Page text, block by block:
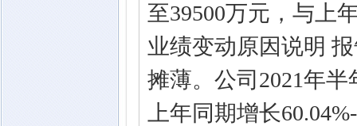
至39500万元，与上
业绩变动原因说明
摊薄。公司2021年
上年同期增长